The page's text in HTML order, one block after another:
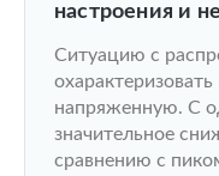
настроения и
возвращении
Ситуацию с
напряженную. С
значительное
сравнению с